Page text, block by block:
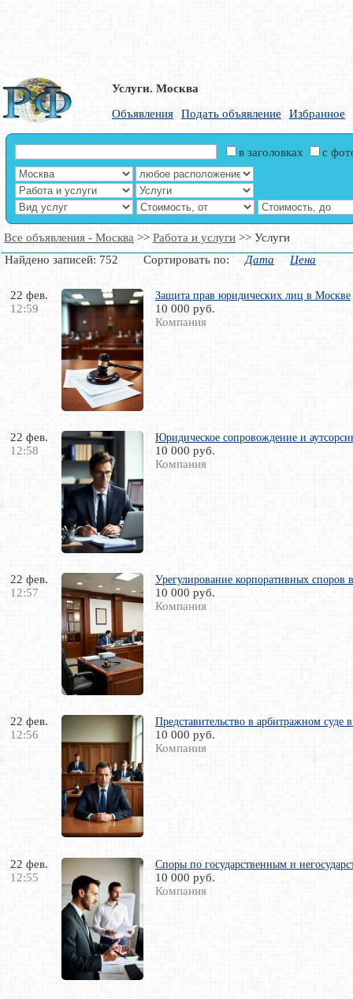
Услуги. Москва
Объявления
Подать объявление Избранное
в заголовках с
Все объявления - Москва >> Работа и услуги >> Услуги
Найдено записей: 752 Сортировать по: Дата Цена
22 фев.
12:59
Защита прав юридических лиц в Москве
10 000 руб.
Компания
22 фев.
12:58
Юридическое сопровождение и
10 000 руб.
Компания
22 фев.
12:57
Урегулирование корпоративных споров
10 000 руб.
Компания
22 фев.
12:56
Представительство в арбитражном суде
10 000 руб.
Компания
22 фев.
12:55
Споры по государственным и
10 000 руб.
Компания